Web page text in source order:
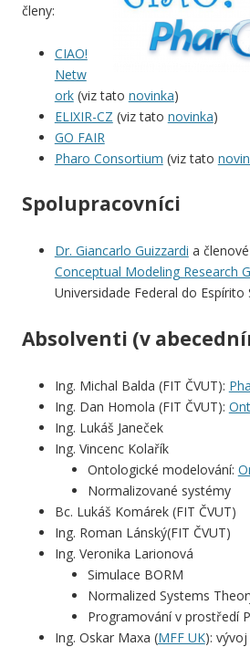
členy:
CIAO!
Netw
ork(viz tato novinka)
ELIXIR-CZ (viz tato novinka)
GO FAIR
Pharo Consortium (viz tato
Spolupracovníci
Dr. Giancarlo Guizzardi a členové
Conceptual Modeling Research
Universidade Federal do Espírito
Absolventi (v
Ing. Michal Balda (FIT ČVUT):
Ing. Dan Homola (FIT ČVUT):
Ing. Lukáš Janeček
Ing. Vincenc Kolařík
Ontologické modelování:
Normalizované systémy
Bc. Lukáš Komárek(FIT ČVUT)
Ing. Roman Lánský(FIT ČVUT)
Ing. Veronika Larionová
Simulace BORM
Normalized Systems
Programování v prostředí
Ing. Oskar Maxa (MFF UK): vývoj